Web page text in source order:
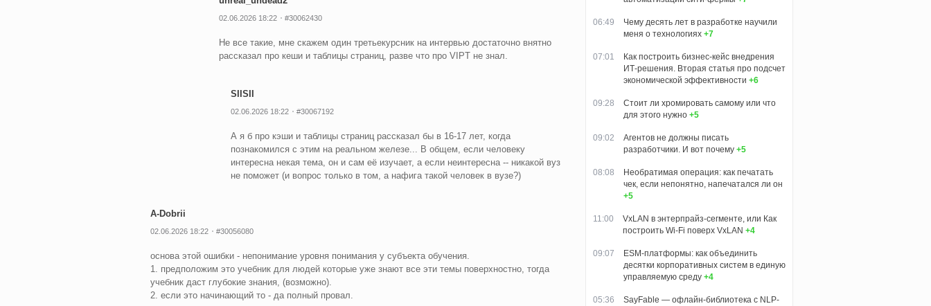
02.06.2026 18:22 #30062430
Не все такие, мне скажем один третьекурсник на интервью достаточно внятно
рассказал про кеши и таблицы страниц, разве что про VIPT не знал.
SIISII
02.06.2026 18:22 #30067192
А я б про кэши и таблицы страниц рассказал бы в 16-17 лет, когда
познакомился с этим на реальном железе... В общем, если человеку
интересна некая тема, он и сам её изучает, а если неинтересна -- никакой вуз
не поможет (и вопрос только в том, а нафига такой человек в вузе?)
A-Dobrii
02.06.2026 18:22 #30056080
основа этой ошибки - непонимание уровня понимания у субъекта обучения.
1. предположим это учебник для людей которые уже знают все эти темы поверхностно, тогда
учебник даст глубокие знания, (возможно).
2. если это начинающий то - да полный провал.
06:49
Чему десять лет в разработке научили
меня о технологиях +7
07:01
Как построить бизнес-кейс внедрения
ИТ-решения. Вторая статья про подсчет
экономической эффективности +6
09:28
Стоит ли хромировать самому или что
для этого нужно +5
09:02
Агентов не должны писать
разработчики. И вот почему +5
08:08
Необратимая операция: как печатать
чек, если непонятно, напечатался ли он
+5
11:00
VxLAN в энтерпрайз-сегменте, или Как
построить Wi-Fi поверх VxLAN +4
09:07
ESM-платформы: как объединить
десятки корпоративных систем в единую
управляемую среду +4
05:36 SayFable — офлайн-библиотека с NLP-